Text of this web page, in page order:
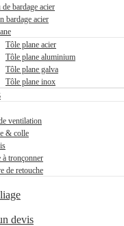
de bardage acier
bardage acier
Tôle plane acier
Tôle plane aluminium
Tôle plane galva
Tôle plane inox
ventilation
& colle
à tronçonner
de retouche
devis